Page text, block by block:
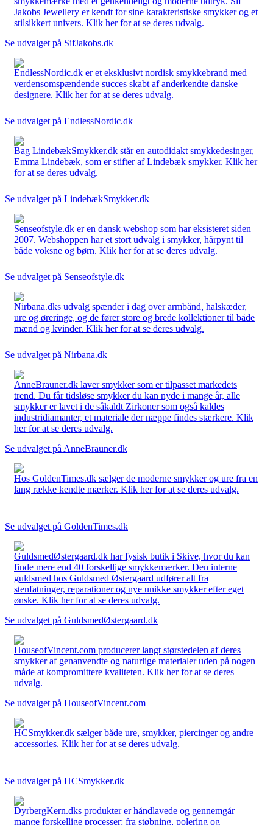
Jakobs Jewellery er kendt for sine karakteristiske smykker og et
stilsikkert univers. Klik her for at se deres udvalg.
Se udvalget på SifJakobs.dk
EndlessNordic.dk er et eksklusivt nordisk smykkebrand med
verdensomspændende succes skabt af anderkendte danske
designere. Klik her for at se deres udvalg.
Se udvalget på EndlessNordic.dk
Bag LindebækSmykker.dk står en autodidakt smykkedesinger,
Emma Lindebæk, som er stifter af Lindebæk smykker. Klik her
for at se deres udvalg.
Se udvalget på LindebækSmykker.dk
Senseofstyle.dk er en dansk webshop som har eksisteret siden
2007. Webshoppen har et stort udvalg i smykker, hårpynt til
både voksne og børn. Klik her for at se deres udvalg.
Se udvalget på Senseofstyle.dk
Nirbana.dks udvalg spænder i dag over armbånd, halskæder,
ure og øreringe, og de fører store og brede kollektioner til både
mænd og kvinder. Klik her for at se deres udvalg.
Se udvalget på Nirbana.dk
AnneBrauner.dk laver smykker som er tilpasset markedets
trend. Du får tidsløse smykker du kan nyde i mange år, alle
smykker er lavet i de såkaldt Zirkoner som også kaldes
industridiamanter, et materiale der næppe findes stærkere. Klik
her for at se deres udvalg.
Se udvalget på AnneBrauner.dk
Hos GoldenTimes.dk sælger de moderne smykker og ure fra en
lang række kendte mærker. Klik her for at se deres udvalg.
Se udvalget på GoldenTimes.dk
GuldsmedØstergaard.dk har fysisk butik i Skive, hvor du kan
finde mere end 40 forskellige smykkemærker. Den interne
guldsmed hos Guldsmed Østergaard udfører alt fra
stenfatninger, reparationer og nye unikke smykker efter eget
ønske. Klik her for at se deres udvalg.
Se udvalget på GuldsmedØstergaard.dk
HouseofVincent.com producerer langt størstedelen af deres
smykker af genanvendte og naturlige materialer uden på nogen
måde at kompromittere kvaliteten. Klik her for at se deres
udvalg.
Se udvalget på HouseofVincent.com
HCSmykker.dk sælger både ure, smykker, piercinger og andre
accessories. Klik her for at se deres udvalg.
Se udvalget på HCSmykker.dk
DyrbergKern.dks produkter er håndlavede og gennemgår
mange forskellige processer: fra støbning, polering og